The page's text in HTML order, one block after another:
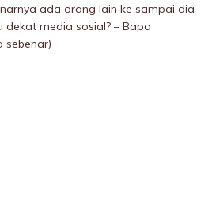
ada orang lain ke sampai dia
dekat media sosiaI? – Bapa
sebenar)